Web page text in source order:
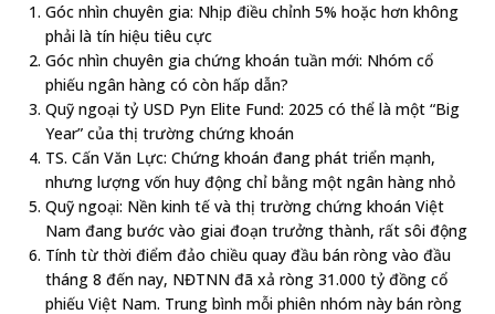
Góc nhìn chuyên gia: Nhịp điều chỉnh 5% hoặc hơn không
phải là tín hiệu tiêu cực
Góc nhìn chuyên gia chứng khoán tuần mới: Nhóm cổ
phiếu ngân hàng có còn hấp dẫn?
Quỹ ngoại tỷ USD Pyn Elite Fund: 2025 có thể là một “Big
Year” của thị trường chứng khoán
TS. Cấn Văn Lực: Chứng khoán đang phát triển mạnh,
nhưng lượng vốn huy động chỉ bằng một ngân hàng nhỏ
Quỹ ngoại: Nền kinh tế và thị trường chứng khoán Việt
Nam đang bước vào giai đoạn trưởng thành, rất sôi động
Tính từ thời điểm đảo chiều quay đầu bán ròng vào đầu
tháng 8 đến nay, NĐTNN đã xả ròng 31.000 tỷ đồng cổ
phiếu Việt Nam. Trung bình mỗi phiên nhóm này bán ròng